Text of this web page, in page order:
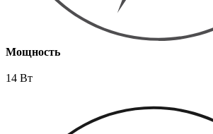
Мощность
14 Вт